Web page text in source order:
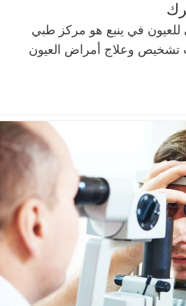
في ينبع هو مركز طبي
وعلاج أمراض العيون